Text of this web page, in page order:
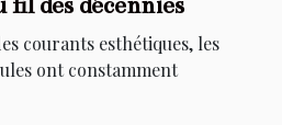
courants esthétiques, les
ont constamment